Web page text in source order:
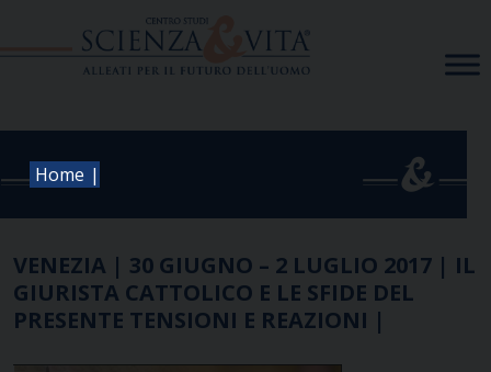
Home |
VENEZIA | 30 GIUGNO – 2 LUGLIO 2017 | IL
GIURISTA CATTOLICO E LE SFIDE DEL
PRESENTE TENSIONI E REAZIONI |